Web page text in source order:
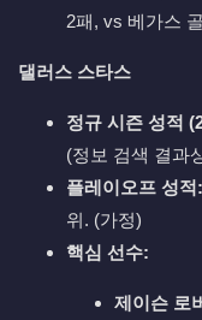
2패, vs 베가스
댈러스 스타스
정규 시즌 성적
(정보 검색 결과
플레이오프 성적:
위. (가정)
핵심 선수:
제이슨 로